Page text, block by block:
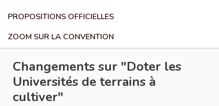
PROPOSITIONS OFFICIELLES
ZOOM SUR LA CONVENTION
Changements sur "Doter les
Universités de terrains à
cultiver"